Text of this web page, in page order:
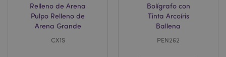
Relleno de Arena
Pulpo Relleno de
Arena Grande
CX1S
Bolígrafo con
Tinta Arcoíris
Ballena
PEN262